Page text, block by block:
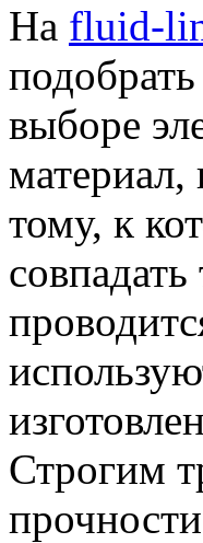
На fluid-
выборе
материал,
тому, к
Строгим